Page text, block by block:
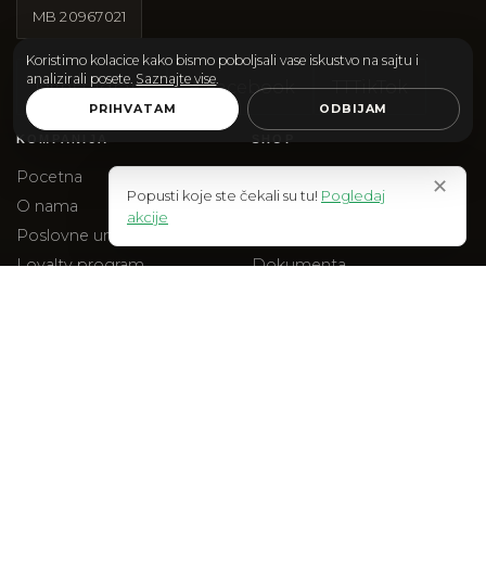
MB20967021
Instagram Facebook TTTikTok
KOMPANIJA
Pocetna
O nama
Poslovne uniforme
Loyalty program
Akcije
Dokumenta
Koristimo kolacice kako bismo poboljsali vase iskustvo na sajtu i
analizirali posete. Saznajte vise
PRIHVATAM ODBIJAM
✕
Popusti koje ste čekali su tu! Pogledaj
akcije